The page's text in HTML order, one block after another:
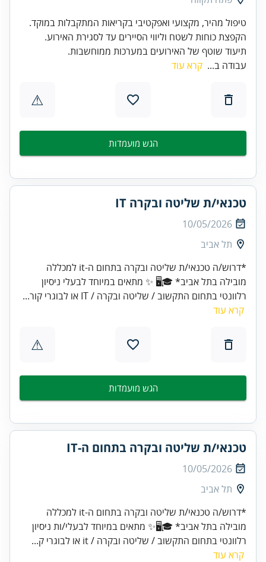
תיעוד שוטף של האירועים במערכות ממוחשבות.
עבודה ב... קרא עוד
⚠
הגש מועמדות
טכנאי/ת שליטה ובקרה IT
10/05/2026
תל אביב
*דרוש/ה טכנאי/ת שליטה ובקרה בתחום ה-it למכללה
מובילה בתל אביב* 🎓🖥️ ✨ מתאים במיוחד לבעלי ניסיון
רלוונטי בתחום התקשוב / שליטה ובקרה / IT או לבוגרי קור...
קרא עוד
⚠
הגש מועמדות
טכנאי/ת שליטה ובקרה בתחום ה-IT
10/05/2026
תל אביב
*דרוש/ה טכנאי/ת שליטה ובקרה בתחום ה-it למכללה
מובילה בתל אביב* 🎓🖥️✨ מתאים במיוחד לבעלי/ות ניסיון
רלוונטי בתחום התקשוב / שליטה ובקרה / it או לבוגרי ק...
קרא עוד